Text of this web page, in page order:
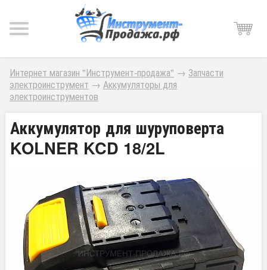
Интернет магазин "Инструмент-продажа" → Запчасти
электроинструмент → Аккумуляторы для
электроинструментов
Аккумулятор для шуруповерта
KOLNER KCD 18/2L